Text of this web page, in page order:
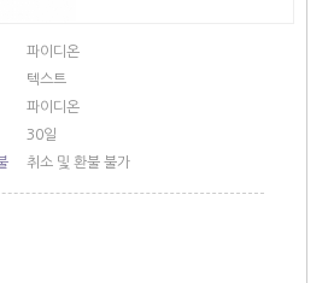
파이디온
텍스트
파이디온
30일
취소 및 환불 불가